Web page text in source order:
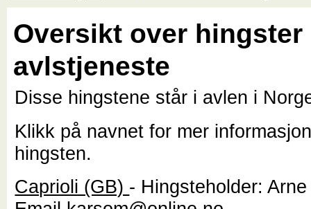
Oversikt over
avlstjeneste
Disse hingstene står i avlen i
Klikk på navnet for mer
hingsten.
Caprioli (GB) - Hingsteholder: